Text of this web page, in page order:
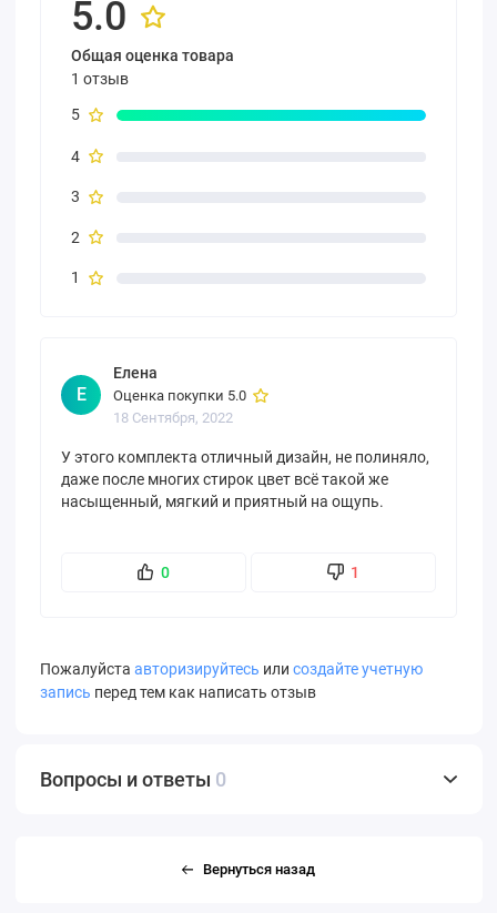
5.0
Общая оценка товара
1 отзыв
5
4
3
2
1
Е
Елена
Оценка покупки 5.0
18 Сентября, 2022
У этого комплекта отличный дизайн, не полиняло,
даже после многих стирок цвет всё такой же
насыщенный, мягкий и приятный на ощупь.
0 1
Пожалуйста авторизируйтесь или создайте учетную
запись перед тем как написать отзыв
Вопросы и ответы 0
Вернуться назад